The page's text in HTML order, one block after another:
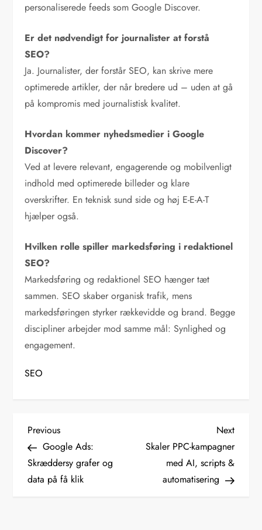
personaliserede feeds som Google Discover.
Er det nødvendigt for journalister at forstå
SEO?
Ja. Journalister, der forstår SEO, kan skrive mere
optimerede artikler, der når bredere ud – uden at gå
på kompromis med journalistisk kvalitet.
Hvordan kommer nyhedsmedier i Google
Discover?
Ved at levere relevant, engagerende og mobilvenligt
indhold med optimerede billeder og klare
overskrifter. En teknisk sund side og høj E-E-A-T
hjælper også.
Hvilken rolle spiller markedsføring i redaktionel
SEO?
Markedsføring og redaktionel SEO hænger tæt
sammen. SEO skaber organisk trafik, mens
markedsføringen styrker rækkevidde og brand. Begge
discipliner arbejder mod samme mål: Synlighed og
engagement.
SEO
I
n
d
Previous
Post
Previous
Google Ads:
Skræddersy grafer og
data på få klik
Next
Post
Next
Skaler PPC-kampagner
med AI, scripts &
automatisering